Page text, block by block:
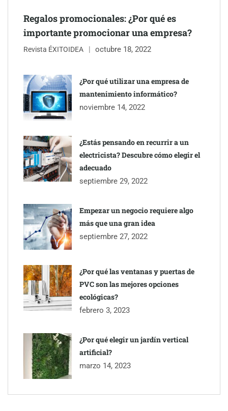
Toro Tapas inaugura su Raw Bar: una experiencia desde
mediodía hasta el anochecer con cocina abierta
legales para propietarios e inquilinos en Cataluña
La luz roja, el nuevo aftersun, actúa en la recuperación de la piel
después del sol
Regalos promocionales: ¿Por qué es
importante promocionar una empresa?
Revista ÉXITOIDEA octubre 18, 2022
¿Por qué utilizar una empresa de
mantenimiento informático?
noviembre 14, 2022
¿Estás pensando en recurrir a un
electricista? Descubre cómo elegir el
adecuado
septiembre 29, 2022
Empezar un negocio requiere algo
más que una gran idea
septiembre 27, 2022
¿Por qué las ventanas y puertas de
PVC son las mejores opciones
ecológicas?
febrero 3, 2023
¿Por qué elegir un jardín vertical
artificial?
marzo 14, 2023